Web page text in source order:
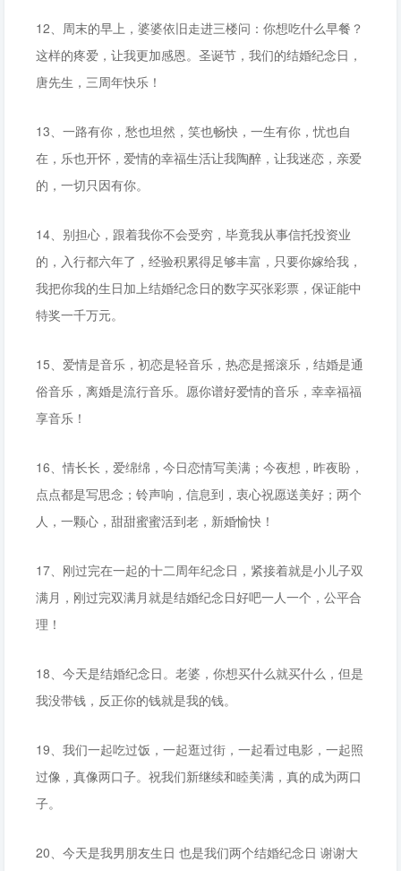
12、周末的早上，婆婆依旧走进三楼问：你想吃什么早餐？
这样的疼爱，让我更加感恩。圣诞节，我们的结婚纪念日，
唐先生，三周年快乐！
13、一路有你，愁也坦然，笑也畅快，一生有你，忧也自
在，乐也开怀，爱情的幸福生活让我陶醉，让我迷恋，亲爱
的，一切只因有你。
14、别担心，跟着我你不会受穷，毕竟我从事信托投资业
的，入行都六年了，经验积累得足够丰富，只要你嫁给我，
我把你我的生日加上结婚纪念日的数字买张彩票，保证能中
特奖一千万元。
15、爱情是音乐，初恋是轻音乐，热恋是摇滚乐，结婚是通
俗音乐，离婚是流行音乐。愿你谱好爱情的音乐，幸幸福福
享音乐！
16、情长长，爱绵绵，今日恋情写美满；今夜想，昨夜盼，
点点都是写思念；铃声响，信息到，衷心祝愿送美好；两个
人，一颗心，甜甜蜜蜜活到老，新婚愉快！
17、刚过完在一起的十二周年纪念日，紧接着就是小儿子双
满月，刚过完双满月就是结婚纪念日好吧一人一个，公平合
理！
18、今天是结婚纪念日。老婆，你想买什么就买什么，但是
我没带钱，反正你的钱就是我的钱。
19、我们一起吃过饭，一起逛过街，一起看过电影，一起照
过像，真像两口子。祝我们新继续和睦美满，真的成为两口
子。
20、今天是我男朋友生日 也是我们两个结婚纪念日 谢谢大